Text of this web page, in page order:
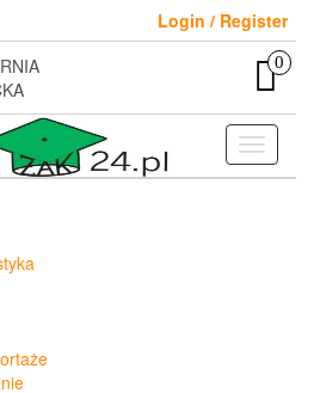
Login / Register
0
Toggle